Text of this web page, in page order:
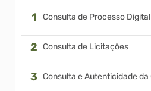
Consulta de Processo Digital
Consulta de Licitações